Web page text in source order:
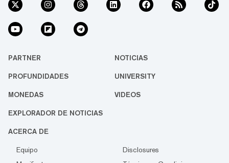
PARTNER NOTICIAS
PROFUNDIDADES UNIVERSITY
MONEDAS VIDEOS
EXPLORADOR DE NOTICIAS
ACERCA DE
Equipo
Disclosures